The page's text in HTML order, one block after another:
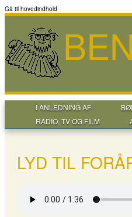
Gå til hovedindhold
I ANLEDNING AF
RADIO, TV OG FILM
LYD TIL